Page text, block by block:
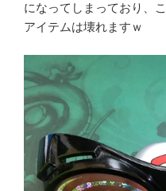
になってしまっており、
アイテムは壊れますｗ